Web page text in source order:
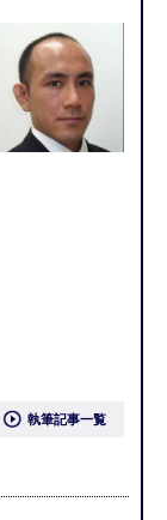
執筆記事一覧